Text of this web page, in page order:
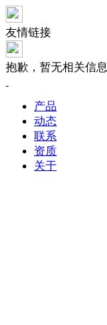
友情链接
抱歉，暂无相关信息
产品
动态
联系
资质
关于